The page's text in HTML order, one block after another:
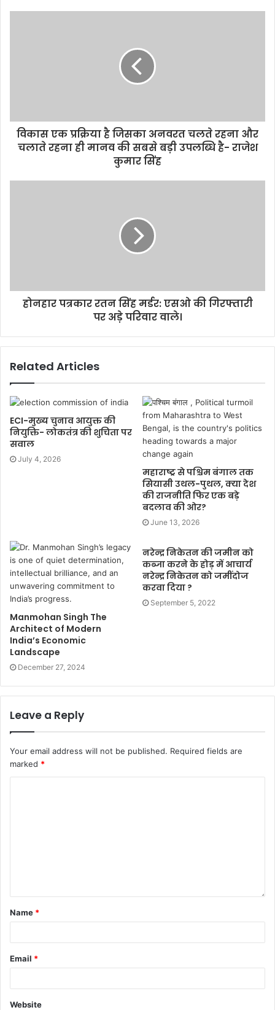
विकास एक प्रक्रिया है जिसका अनवरत चलते रहना और
चलाते रहना ही मानव की सबसे बड़ी उपलब्धि है- राजेश
कुमार सिंह
होनहार पत्रकार रतन सिंह मर्डर: एसओ की गिरफ्तारी
पर अड़े परिवार वाले।
Related Articles
ECI-मुख्य चुनाव आयुक्त की
नियुक्ति- लोकतंत्र की शुचिता पर
सवाल
July 4, 2026
महाराष्ट्र से पश्चिम बंगाल तक
सियासी उथल-पुथल, क्या देश
की राजनीति फिर एक बड़े
बदलाव की ओर?
June 13, 2026
Manmohan Singh The
Architect of Modern
India’s Economic
Landscape
December 27, 2024
नरेन्द्र निकेतन की जमीन को
कब्जा करने के होड़ में आचार्य
नरेन्द्र निकेतन को जमींदोज
करवा दिया ?
September 5, 2022
Leave a Reply
Your email address will not be published. Required fields are
marked *
Name *
Email *
Website